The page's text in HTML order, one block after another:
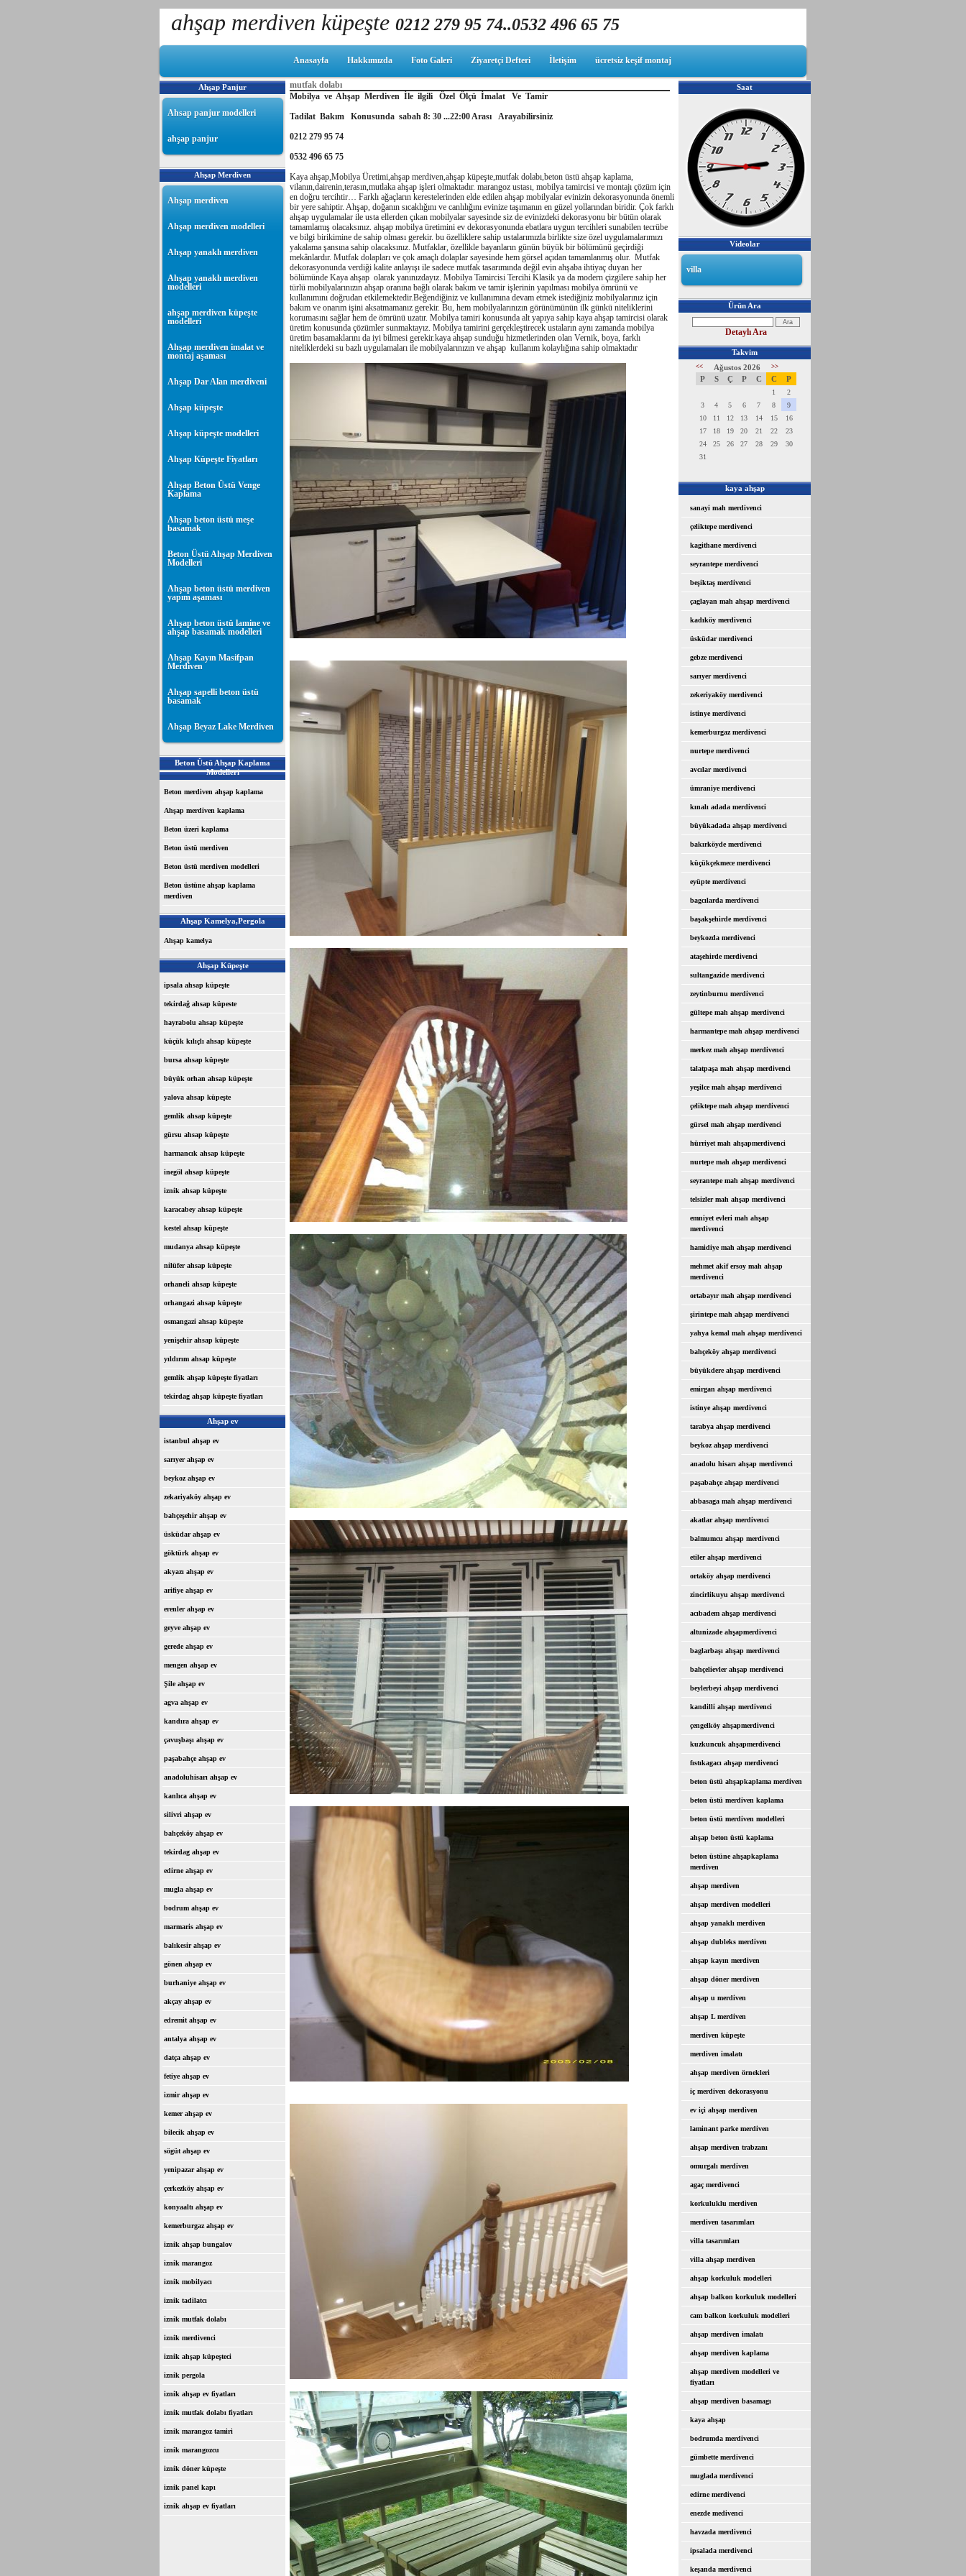
ahşap merdiven küpeşte 0212 279 95 74..0532 496 65 75
Anasayfa Hakkımızda Foto Galeri Ziyaretçi Defteri İletişim ücretsiz keşif montaj
Ahşap Panjur
Ahsap panjur modelleri
ahşap panjur
Ahşap Merdiven
Ahşap merdiven
Ahşap merdiven modelleri
Ahşap yanaklı merdiven
Ahşap yanaklı merdiven
modelleri
ahşap merdiven küpeşte
modelleri
Ahşap merdiven imalat ve
montaj aşaması
Ahşap Dar Alan merdiveni
Ahşap küpeşte
Ahşap küpeşte modelleri
Ahşap Küpeşte Fiyatları
Ahşap Beton Üstü Venge
Kaplama
Ahşap beton üstü meşe
basamak
Beton Üstü Ahşap Merdiven
Modelleri
Ahşap beton üstü merdiven
yapım aşaması
Ahşap beton üstü lamine ve
ahşap basamak modelleri
Ahşap Kayın Masifpan
Merdiven
Ahşap sapelli beton üstü
basamak
Ahşap Beyaz Lake Merdiven
Beton Üstü Ahşap Kaplama
Modelleri
Beton merdiven ahşap kaplama
Ahşap merdiven kaplama
Beton üzeri kaplama
Beton üstü merdiven
Beton üstü merdiven modelleri
Beton üstüne ahşap kaplama
merdiven
Ahşap Kamelya,Pergola
Ahşap kamelya
Ahşap Küpeşte
ipsala ahsap küpeşte
tekirdağ ahsap küpeste
hayrabolu ahsap küpeşte
küçük kılıçlı ahsap küpeşte
bursa ahsap küpeşte
büyük orhan ahsap küpeşte
yalova ahsap küpeşte
gemlik ahsap küpeşte
gürsu ahsap küpeşte
harmancık ahsap küpeşte
inegöl ahsap küpeşte
iznik ahsap küpeşte
karacabey ahsap küpeşte
kestel ahsap küpeşte
mudanya ahsap küpeşte
nilüfer ahsap küpeşte
orhaneli ahsap küpeşte
orhangazi ahsap küpeşte
osmangazi ahsap küpeşte
yenişehir ahsap küpeşte
yıldırım ahsap küpeşte
gemlik ahşap küpeşte fiyatları
tekirdag ahşap küpeşte fiyatları
Ahşap ev
istanbul ahşap ev
sarıyer ahşap ev
beykoz ahşap ev
zekariyaköy ahşap ev
bahçeşehir ahşap ev
üsküdar ahşap ev
göktürk ahşap ev
akyazı ahşap ev
arifiye ahşap ev
erenler ahşap ev
geyve ahşap ev
gerede ahşap ev
mengen ahşap ev
Şile ahşap ev
agva ahşap ev
kandıra ahşap ev
çavuşbaşı ahşap ev
paşabahçe ahşap ev
anadoluhisarı ahşap ev
kanlıca ahşap ev
silivri ahşap ev
bahçeköy ahşap ev
tekirdag ahşap ev
edirne ahşap ev
mugla ahşap ev
bodrum ahşap ev
marmaris ahşap ev
balıkesir ahşap ev
gönen ahşap ev
burhaniye ahşap ev
akçay ahşap ev
edremit ahşap ev
antalya ahşap ev
datça ahşap ev
fetiye ahşap ev
izmir ahşap ev
kemer ahşap ev
bilecik ahşap ev
sögüt ahşap ev
yenipazar ahşap ev
çerkezköy ahşap ev
konyaaltı ahşap ev
kemerburgaz ahşap ev
iznik ahşap bungalov
iznik marangoz
iznik mobilyacı
iznik tadilatcı
iznik mutfak dolabı
iznik merdivenci
iznik ahşap küpeşteci
iznik pergola
iznik ahşap ev fiyatları
iznik mutfak dolabı fiyatları
iznik marangoz tamiri
iznik marangozcu
iznik döner küpeşte
iznik panel kapı
iznik ahşap ev fiyatları
mutfak dolabı
Mobilya ve Ahşap Merdiven İle ilgili Özel Ölçü İmalat Ve Tamir
Tadilat Bakım Konusunda sabah 8: 30 ...22:00 Arası Arayabilirsiniz
0212 279 95 74
0532 496 65 75
Kaya ahşap,Mobilya Üretimi,ahşap merdiven,ahşap küpeşte,mutfak dolabı,beton üstü ahşap kaplama,
vilanın,dairenin,terasın,mutlaka ahşap işleri olmaktadır. marangoz ustası, mobilya tamircisi ve montajı çözüm için
en doğru tercihtir… Farklı ağaçların kerestelerinden elde edilen ahşap mobilyalar evinizin dekorasyonunda önemli
bir yere sahiptir. Ahşap, doğanın sıcaklığını ve canlılığını evinize taşımanın en güzel yollarından biridir. Çok farklı
ahşap uygulamalar ile usta ellerden çıkan mobilyalar sayesinde siz de evinizdeki dekorasyonu bir bütün olarak
tamamlamış olacaksınız. ahşap mobilya üretimini ev dekorasyonunda ebatlara uygun tercihleri sunabilen tecrübe
ve bilgi birikimine de sahip olması gerekir. bu özelliklere sahip ustalarımızla birlikte size özel uygulamalarımızı
yakalama şansına sahip olacaksınız. Mutfaklar, özellikle bayanların günün büyük bir bölümünü geçirdiği
mekânlardır. Mutfak dolapları ve çok amaçlı dolaplar sayesinde hem görsel açıdan tamamlanmış olur. Mutfak
dekorasyonunda verdiği kalite anlayışı ile sadece mutfak tasarımında değil evin ahşaba ihtiyaç duyan her
bölümünde Kaya ahşap olarak yanınızdayız. Mobilya Tamircisi Tercihi Klasik ya da modern çizgilere sahip her
türlü mobilyalarınızın ahşap oranına bağlı olarak bakım ve tamir işlerinin yapılması mobilya ömrünü ve
kullanımını doğrudan etkilemektedir.Beğendiğiniz ve kullanımına devam etmek istediğiniz mobilyalarınız için
bakım ve onarım işini aksatmamanız gerekir. Bu, hem mobilyalarınızın görünümünün ilk günkü niteliklerini
korumasını sağlar hem de ömrünü uzatır. Mobilya tamiri konusunda alt yapıya sahip kaya ahşap tamircisi olarak
üretim konusunda çözümler sunmaktayız. Mobilya tamirini gerçekleştirecek ustaların aynı zamanda mobilya
üretim basamaklarını da iyi bilmesi gerekir.kaya ahşap sunduğu hizmetlerinden olan Vernik, boya, farklı
niteliklerdeki su bazlı uygulamaları ile mobilyalarınızın ve ahşap kullanım kolaylığına sahip olmaktadır
Saat
Videolar
villa
Ürün Ara
Detaylı Ara
Takvim
<< Ağustos 2026 >>
P S Ç P C C P
1
2
3
4 5 6 7 8
9
10
11 12 13 14 15
16
17
18 19 20 21 22
23
24
25 26 27 28 29
30
31
kaya ahşap
sanayi mah merdivenci
çeliktepe merdivenci
kagithane merdivenci
seyrantepe merdivenci
beşiktaş merdivenci
çaglayan mah ahşap merdivenci
kadıköy merdivenci
üsküdar merdivenci
gebze merdivenci
sarıyer merdivenci
zekeriyaköy merdivenci
istinye merdivenci
kemerburgaz merdivenci
nurtepe merdivenci
avcılar merdivenci
ümraniye merdivenci
kınalı adada merdivenci
büyükadada ahşap merdivenci
bakırköyde merdivenci
küçükçekmece merdivenci
eyüpte merdivenci
bagcılarda merdivenci
başakşehirde merdivenci
beykozda merdivenci
ataşehirde merdivenci
sultangazide merdivenci
zeytinburnu merdivenci
gültepe mah ahşap merdivenci
harmantepe mah ahşap merdivenci
merkez mah ahşap merdivenci
talatpaşa mah ahşap merdivenci
yeşilce mah ahşap merdivenci
çeliktepe mah ahşap merdivenci
gürsel mah ahşap merdivenci
hürriyet mah ahşapmerdivenci
nurtepe mah ahşap merdivenci
seyrantepe mah ahşap merdivenci
telsizler mah ahşap merdivenci
emniyet evleri mah ahşap
merdivenci
hamidiye mah ahşap merdivenci
mehmet akif ersoy mah ahşap
merdivenci
ortabayır mah ahşap merdivenci
şirintepe mah ahşap merdivenci
yahya kemal mah ahşap merdivenci
bahçeköy ahşap merdivenci
büyükdere ahşap merdivenci
emirgan ahşap merdivenci
istinye ahşap merdivenci
tarabya ahşap merdivenci
beykoz ahşap merdivenci
anadolu hisarı ahşap merdivenci
paşabahçe ahşap merdivenci
abbasaga mah ahşap merdivenci
akatlar ahşap merdivenci
balmumcu ahşap merdivenci
etiler ahşap merdivenci
ortaköy ahşap merdivenci
zincirlikuyu ahşap merdivenci
acıbadem ahşap merdivenci
altunizade ahşapmerdivenci
baglarbaşı ahşap merdivenci
bahçelievler ahşap merdivenci
beylerbeyi ahşap merdivenci
kandilli ahşap merdivenci
çengelköy ahşapmerdivenci
kuzkuncuk ahşapmerdivenci
fıstıkagacı ahşap merdivenci
beton üstü ahşapkaplama merdiven
beton üstü merdiven kaplama
beton üstü merdiven modelleri
ahşap beton üstü kaplama
beton üstüne ahşapkaplama
merdiven
ahşap merdiven
ahşap merdiven modelleri
ahşap yanaklı merdiven
ahşap dubleks merdiven
ahşap kayın merdiven
ahşap döner merdiven
ahşap u merdiven
ahşap L merdiven
merdiven küpeşte
merdiven imalatı
ahşap merdiven örnekleri
iç merdiven dekorasyonu
ev içi ahşap merdiven
laminant parke merdiven
ahşap merdiven trabzanı
omurgalı merdiven
agaç merdivenci
korkuluklu merdiven
merdiven tasarımları
villa tasarımları
villa ahşap merdiven
ahşap korkuluk modelleri
ahşap balkon korkuluk modelleri
cam balkon korkuluk modelleri
ahşap merdiven imalatı
ahşap merdiven kaplama
ahşap merdiven modelleri ve
fiyatları
ahşap merdiven basamagı
kaya ahşap
bodrumda merdivenci
gümbette merdivenci
muglada merdivenci
edirne merdivenci
enezde medivenci
havzada merdivenci
ipsalada merdivenci
keşanda merdivenci